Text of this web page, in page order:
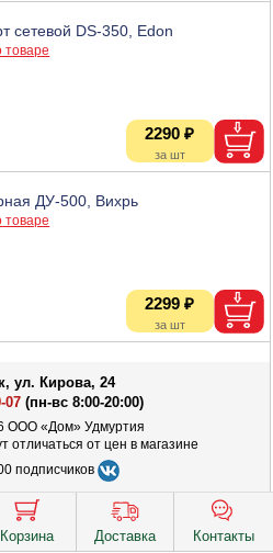
Корзина Доставка Контакты
сетевой DS-350, Edon
товаре
2290 ₽
ДУ-500, Вихрь
товаре
2299 ₽
ул. Кирова, 24
07 (пн-вс 8:00-20:00)
ООО «Дом» Удмуртия
отличаться от цен в магазине
подписчиков